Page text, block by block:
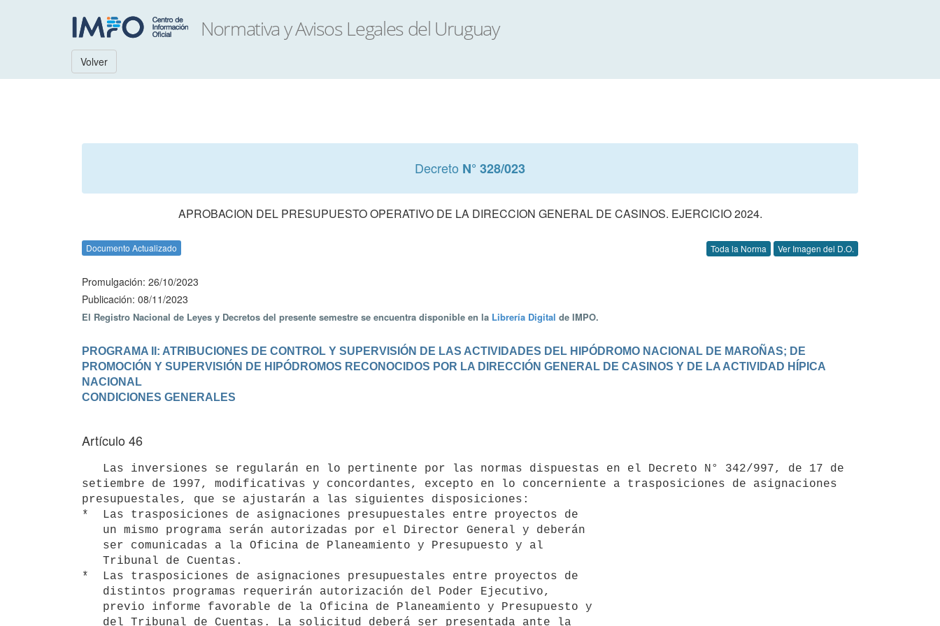
Volver
Decreto N° 328/023
APROBACION DEL PRESUPUESTO OPERATIVO DE LA DIRECCION GENERAL DE CASINOS. EJERCICIO 2024.
Documento Actualizado Toda la Norma Ver Imagen del D.O.
Promulgación: 26/10/2023
Publicación: 08/11/2023
El Registro Nacional de Leyes y Decretos del presente semestre se encuentra disponible en la Librería Digital de IMPO.
PROGRAMA II: ATRIBUCIONES DE CONTROL Y SUPERVISIÓN DE LAS ACTIVIDADES DEL HIPÓDROMO NACIONAL DE MAROÑAS; DE
PROMOCIÓN Y SUPERVISIÓN DE HIPÓDROMOS RECONOCIDOS POR LA DIRECCIÓN GENERAL DE CASINOS Y DE LA ACTIVIDAD HÍPICA
NACIONAL
Artículo 46
setiembre de 1997, modificativas y concordantes, excepto en lo concerniente a trasposiciones de asignaciones
presupuestales, que se ajustarán a las siguientes disposiciones:
*  Las trasposiciones de asignaciones presupuestales entre proyectos de
*  Las trasposiciones de asignaciones presupuestales entre proyectos de